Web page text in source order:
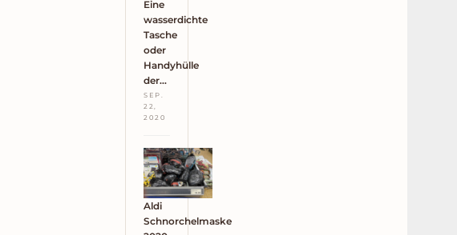
Eine
wasserdichte
Tasche
oder
Handyhülle
der…
SEP.
22,
2020
Aldi
Schnorchelmaske